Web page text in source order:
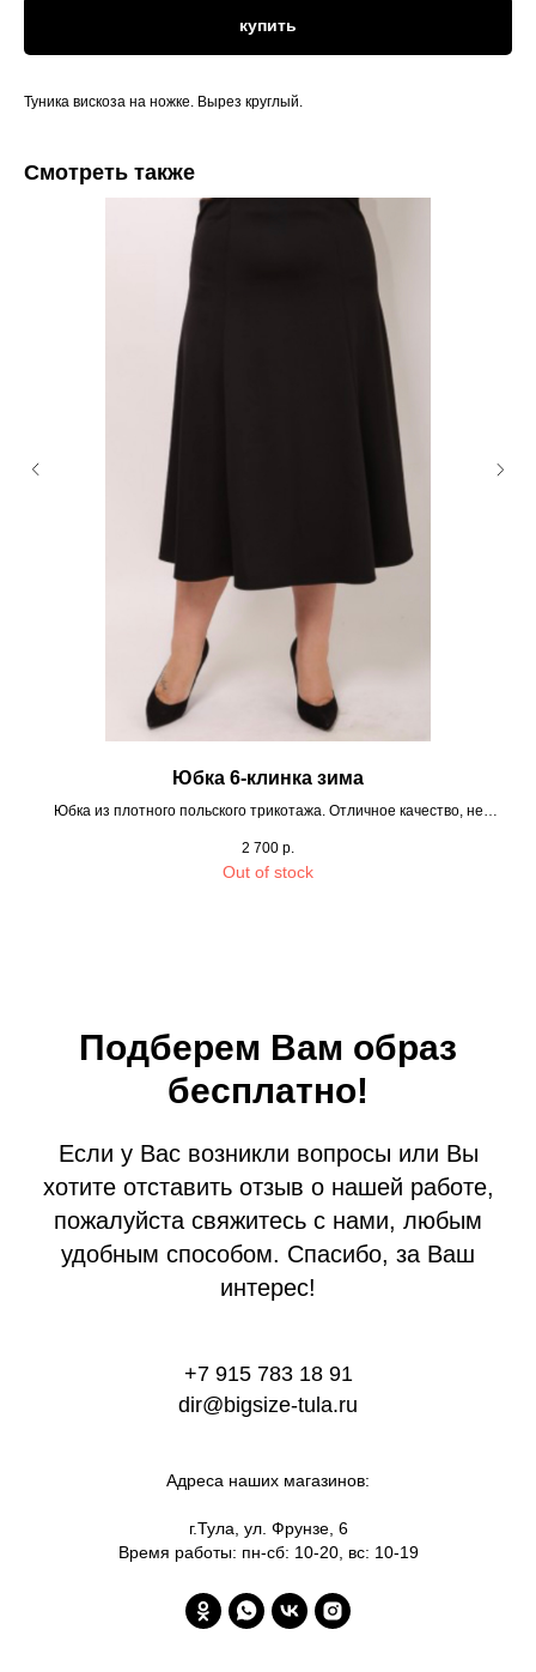
купить
Туника вискоза на ножке. Вырез круглый.
Смотреть также
Юбка 6-клинка зима
Юбка из плотного польского трикотажа. Отличное качество, не
2 700 р.
Out of stock
Подберем Вам образ
бесплатно!
Если у Вас возникли вопросы или Вы
хотите отставить отзыв о нашей работе,
пожалуйста свяжитесь с нами, любым
удобным способом. Спасибо, за Ваш
интерес!
+7 915 783 18 91
dir@bigsize-tula.ru
Адреса наших магазинов:
г.Тула, ул. Фрунзе, 6
Время работы: пн-сб: 10-20, вс: 10-19